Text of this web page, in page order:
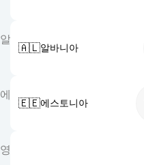
알
🇦🇱알바니아
에
🇪🇪에스토니아
영